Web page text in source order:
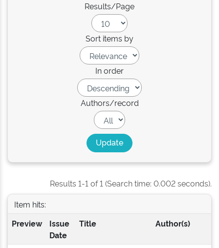
Results/Page
Sort items by
In order
Authors/record
Results 1-1 of 1 (Search time: 0.002 seconds).
Item hits:
Preview
Issue
Date
Title Author(s)